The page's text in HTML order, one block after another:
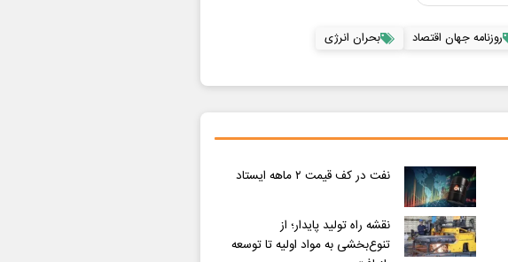
روزنامه جهان اقتصاد
بحران انرژی
نفت در کف قیمت ۲ ماهه ایستاد
نقشه راه تولید پایدار؛ از
تنوع‌بخشی به مواد اولیه تا توسعه